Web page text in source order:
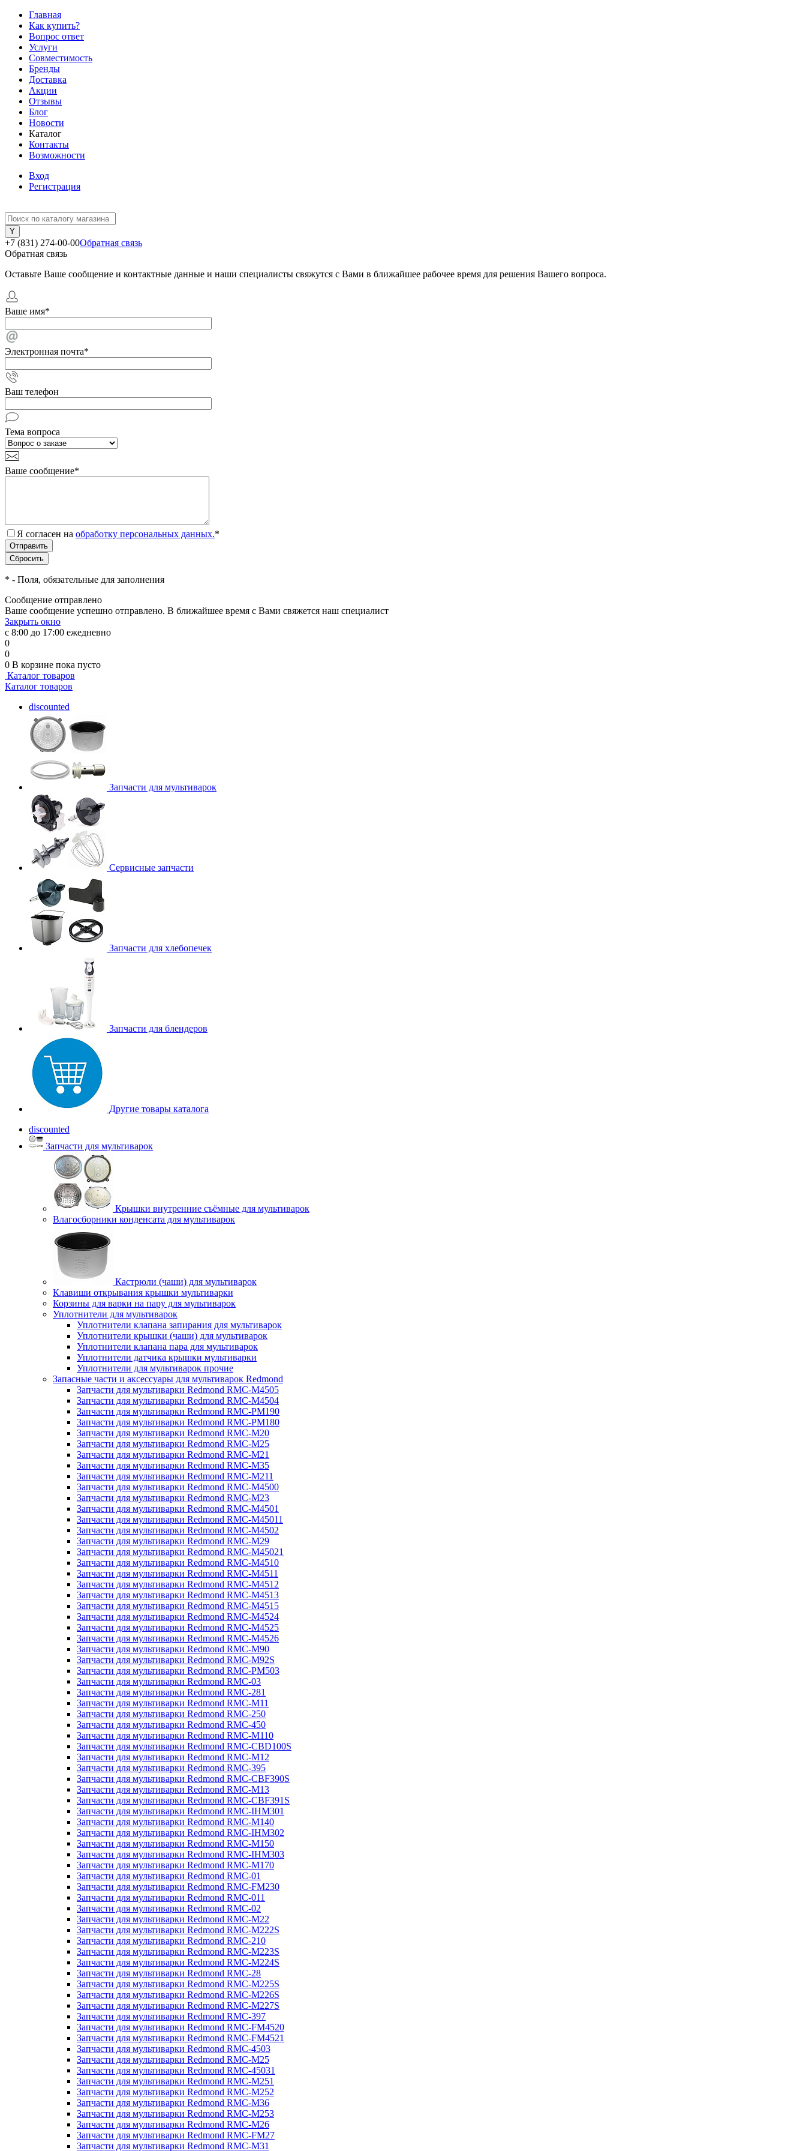
Главная
Как купить?
Вопрос ответ
Услуги
Совместимость
Бренды
Доставка
Акции
Отзывы
Блог
Новости
Каталог
Контакты
Возможности
Вход
Регистрация
+7 (831) 274-00-00Обратная связь
Обратная связь
Оставьте Ваше сообщение и контактные данные и наши специалисты свяжутся с Вами в ближайшее рабочее время для решения Вашего вопроса.
Ваше имя*
Электронная почта*
Ваш телефон
Тема вопроса
Ваше сообщение*
Я согласен на обработку персональных данных.*
* - Поля, обязательные для заполнения
Сообщение отправлено
Ваше сообщение успешно отправлено. В ближайшее время с Вами свяжется наш специалист
Закрыть окно
с 8:00 до 17:00 ежедневно
0
0
0 В корзине пока пусто
Каталог товаров
Каталог товаров
discounted
Запчасти для мультиварок
Сервисные запчасти
Запчасти для хлебопечек
Запчасти для блендеров
Другие товары каталога
discounted
Запчасти для мультиварок
Крышки внутренние съёмные для мультиварок
Влагосборники конденсата для мультиварок
Кастрюли (чаши) для мультиварок
Клавиши открывания крышки мультиварки
Корзины для варки на пару для мультиварок
Уплотнители для мультиварок
Уплотнители клапана запирания для мультиварок
Уплотнители крышки (чаши) для мультиварок
Уплотнители клапана пара для мультиварок
Уплотнители датчика крышки мультиварки
Уплотнители для мультиварок прочие
Запасные части и аксессуары для мультиварок Redmond
Запчасти для мультиварки Redmond RMC-M4505
Запчасти для мультиварки Redmond RMC-M4504
Запчасти для мультиварки Redmond RMC-PM190
Запчасти для мультиварки Redmond RMC-PM180
Запчасти для мультиварки Redmond RMC-M20
Запчасти для мультиварки Redmond RMC-M25
Запчасти для мультиварки Redmond RMC-M21
Запчасти для мультиварки Redmond RMC-M35
Запчасти для мультиварки Redmond RMC-M211
Запчасти для мультиварки Redmond RMC-M4500
Запчасти для мультиварки Redmond RMC-M23
Запчасти для мультиварки Redmond RMC-M4501
Запчасти для мультиварки Redmond RMC-M45011
Запчасти для мультиварки Redmond RMC-M4502
Запчасти для мультиварки Redmond RMC-M29
Запчасти для мультиварки Redmond RMC-M45021
Запчасти для мультиварки Redmond RMC-M4510
Запчасти для мультиварки Redmond RMC-M4511
Запчасти для мультиварки Redmond RMC-M4512
Запчасти для мультиварки Redmond RMC-M4513
Запчасти для мультиварки Redmond RMC-M4515
Запчасти для мультиварки Redmond RMC-M4524
Запчасти для мультиварки Redmond RMC-M4525
Запчасти для мультиварки Redmond RMC-M4526
Запчасти для мультиварки Redmond RMC-M90
Запчасти для мультиварки Redmond RMC-M92S
Запчасти для мультиварки Redmond RMC-PM503
Запчасти для мультиварки Redmond RMC-03
Запчасти для мультиварки Redmond RMC-281
Запчасти для мультиварки Redmond RMC-M11
Запчасти для мультиварки Redmond RMC-250
Запчасти для мультиварки Redmond RMC-450
Запчасти для мультиварки Redmond RMC-M110
Запчасти для мультиварки Redmond RMC-CBD100S
Запчасти для мультиварки Redmond RMC-M12
Запчасти для мультиварки Redmond RMC-395
Запчасти для мультиварки Redmond RMC-CBF390S
Запчасти для мультиварки Redmond RMC-M13
Запчасти для мультиварки Redmond RMC-CBF391S
Запчасти для мультиварки Redmond RMC-IHM301
Запчасти для мультиварки Redmond RMC-M140
Запчасти для мультиварки Redmond RMC-IHM302
Запчасти для мультиварки Redmond RMC-M150
Запчасти для мультиварки Redmond RMC-IHM303
Запчасти для мультиварки Redmond RMC-M170
Запчасти для мультиварки Redmond RMC-01
Запчасти для мультиварки Redmond RMC-FM230
Запчасти для мультиварки Redmond RMC-011
Запчасти для мультиварки Redmond RMC-02
Запчасти для мультиварки Redmond RMC-M22
Запчасти для мультиварки Redmond RMC-M222S
Запчасти для мультиварки Redmond RMC-210
Запчасти для мультиварки Redmond RMC-M223S
Запчасти для мультиварки Redmond RMC-M224S
Запчасти для мультиварки Redmond RMC-28
Запчасти для мультиварки Redmond RMC-M225S
Запчасти для мультиварки Redmond RMC-M226S
Запчасти для мультиварки Redmond RMC-M227S
Запчасти для мультиварки Redmond RMC-397
Запчасти для мультиварки Redmond RMC-FM4520
Запчасти для мультиварки Redmond RMC-FM4521
Запчасти для мультиварки Redmond RMC-4503
Запчасти для мультиварки Redmond RMC-M25
Запчасти для мультиварки Redmond RMC-45031
Запчасти для мультиварки Redmond RMC-M251
Запчасти для мультиварки Redmond RMC-M252
Запчасти для мультиварки Redmond RMC-M36
Запчасти для мультиварки Redmond RMC-M253
Запчасти для мультиварки Redmond RMC-M26
Запчасти для мультиварки Redmond RMC-FM27
Запчасти для мультиварки Redmond RMC-M31